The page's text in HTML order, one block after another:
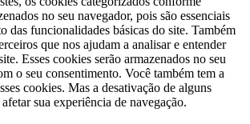
no seu navegador, pois são essenciais
das funcionalidades básicas do site. Também
que nos ajudam a analisar e entender
Esses cookies serão armazenados no seu
o seu consentimento. Você também tem a
cookies. Mas a desativação de alguns
sua experiência de navegação.